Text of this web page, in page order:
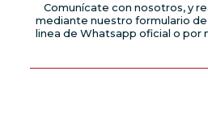
Comunícate con nosotros, y
mediante nuestro formulario
linea de Whatsapp oficial o por